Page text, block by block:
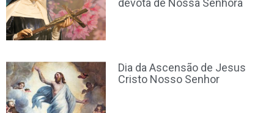
devota de Nossa Senhora
Dia da Ascensão de Jesus
Cristo Nosso Senhor